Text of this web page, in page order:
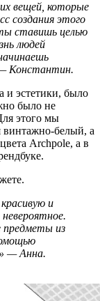
вещей, которые
создания этого
ставишь целью
людей
Константин.
и эстетики, было
было не
этого мы
винтажно-белый, а
Archpole, а в
и
предметы из
— Анна.